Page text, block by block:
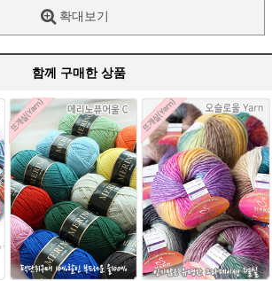
확대보기
함께 구매한 상품